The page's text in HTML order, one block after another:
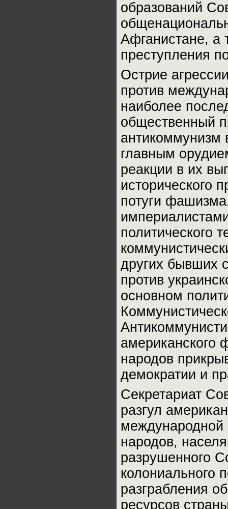
образований
Афганистане, а
преступления
Острие
против
наиболее
общественный
антикоммунизм
главным
реакции в их
исторического
потуги
политического
других бывших
против
основном
американского
народов
демократии и
Секретариат
разгул
международной
народов,
разрушенного
колониального
разграбления
ресурсов